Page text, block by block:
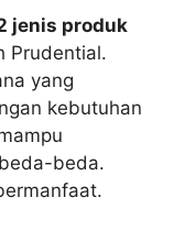
jenis produk
Prudential.
yang
kebutuhan
beda.